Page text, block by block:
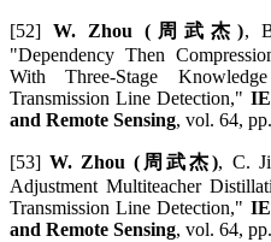
[52] W. Zhou (周武杰),
"Dependency Then
With Three-Stage
Transmission Line Detection,"
and Remote Sensing, vol. 64,
[53] W. Zhou (周武杰), C.
Adjustment Multiteacher
Transmission Line Detection,"
and Remote Sensing, vol. 64,